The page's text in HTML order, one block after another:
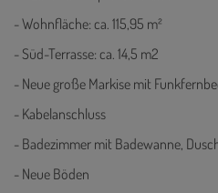
- Wohnfläche: ca. 115,95 m²
- Süd-Terrasse: ca. 14,5 m2
- Neue große Markise mit
- Kabelanschluss
- Badezimmer mit Badewanne,
- Neue Böden